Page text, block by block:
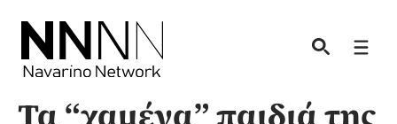
content
Τα “χαμένα” παιδιά της